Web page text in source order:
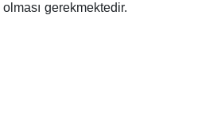
gerekmektedir.